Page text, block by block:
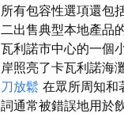
所有包容性選項還包
二出售典型本地產品
瓦利諾市中心的一個
岸照亮了卡瓦利諾海
刀放鬆 在眾所周知和
詞通常被錯誤地用於